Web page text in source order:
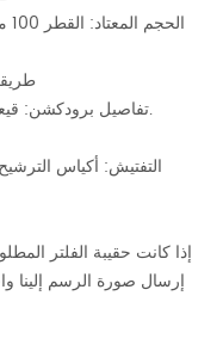
2)
3) تفاصيل برودكشن: قيعان مزدوجة وتقوية لجعل مقاومة التآكل.
إرسال صورة الرسم إلينا